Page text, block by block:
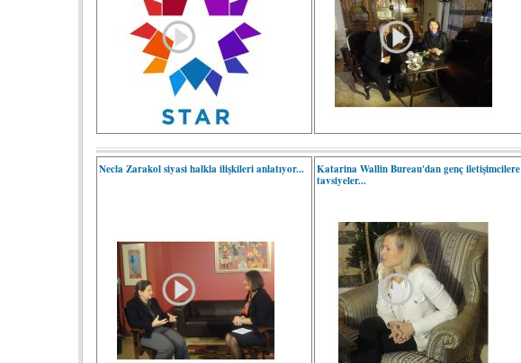
Necla Zarakol siyasi halkla ilişkileri anlatıyor...
Katarina Wallin Bureau'dan genç iletişimcilere
tavsiyeler...